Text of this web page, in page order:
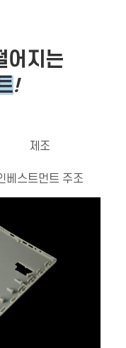
어지는
!
제조
베스트먼트 주조